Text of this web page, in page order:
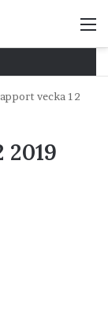
vecka 12